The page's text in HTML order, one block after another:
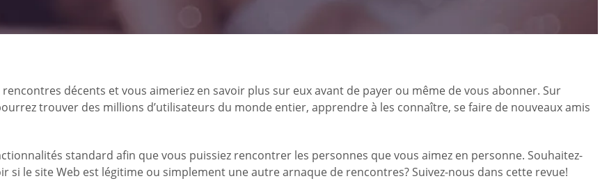
décents et vous aimeriez en savoir plus sur eux avant de payer ou même de vous abonner. Sur
trouver des millions d’utilisateurs du monde entier, apprendre à les connaître, se faire de nouveaux amis
standard afin que vous puissiez rencontrer les personnes que vous aimez en personne. Souhaitez-
si le site Web est légitime ou simplement une autre arnaque de rencontres? Suivez-nous dans cette revue!